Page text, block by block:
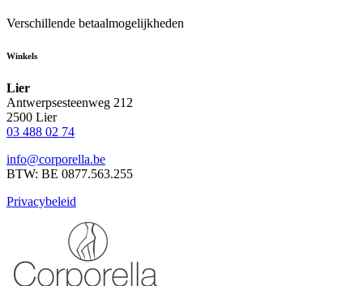
Verschillende betaalmogelijkheden
Winkels
Lier
Antwerpsesteenweg 212
2500 Lier
03 488 02 74
info@corporella.be
BTW: BE 0877.563.255
Privacybeleid